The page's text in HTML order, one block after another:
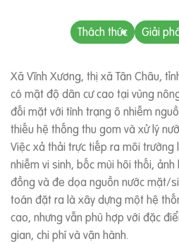
Thách thức Giải
Xã Vĩnh Xương, thị xã Tân Châu,
có mật độ dân cư cao tại vùng
đối mặt với tình trạng ô nhiễm
thiếu hệ thống thu gom và xử lý
Việc xả thải trực tiếp ra môi trường
nhiễm vi sinh, bốc mùi hôi thối,
đồng và đe dọa nguồn nước mặt/
toán đặt ra là xây dựng một hệ
cao, nhưng vẫn phù hợp với đặc
gian, chi phí và vận hành.